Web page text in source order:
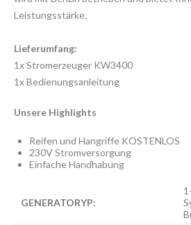
Leistungsstärke.
Lieferumfang:
1x Stromerzeuger KW3400
1x Bedienungsanleitung
Unsere Highlights
Reifen und Hangriffe KOSTENLOS
230V Stromversorgung
Einfache Handhabung
GENERATORYP: